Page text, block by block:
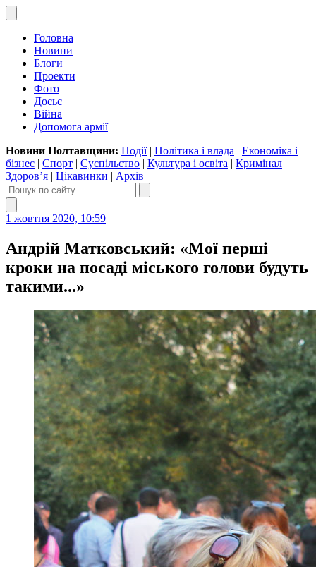
Головна
Новини
Блоги
Проекти
Фото
Досьє
Війна
Допомога армії
Новини Полтавщини: Події| Політика і влада | Економіка і
бізнес | Спорт | Суспільство | Культура і освіта | Кримінал |
Здоров’я | Цікавинки | Архів
1 жовтня 2020, 10:59
Андрій Матковський: «Мої перші
кроки на посаді міського голови будуть
такими...»